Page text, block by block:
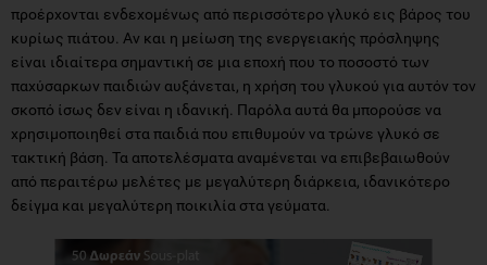
προέρχονται ενδεχομένως από περισσότερο γλυκό εις βάρος του
κυρίως πιάτου. Αν και η μείωση της ενεργειακής πρόσληψης
είναι ιδιαίτερα σημαντική σε μια εποχή που το ποσοστό των
παχύσαρκων παιδιών αυξάνεται, η χρήση του γλυκού για αυτόν τον
σκοπό ίσως δεν είναι η ιδανική. Παρόλα αυτά θα μπορούσε να
χρησιμοποιηθεί στα παιδιά που επιθυμούν να τρώνε γλυκό σε
τακτική βάση. Τα αποτελέσματα αναμένεται να επιβεβαιωθούν
από περαιτέρω μελέτες με μεγαλύτερη διάρκεια, ιδανικότερο
δείγμα και μεγαλύτερη ποικιλία στα γεύματα.